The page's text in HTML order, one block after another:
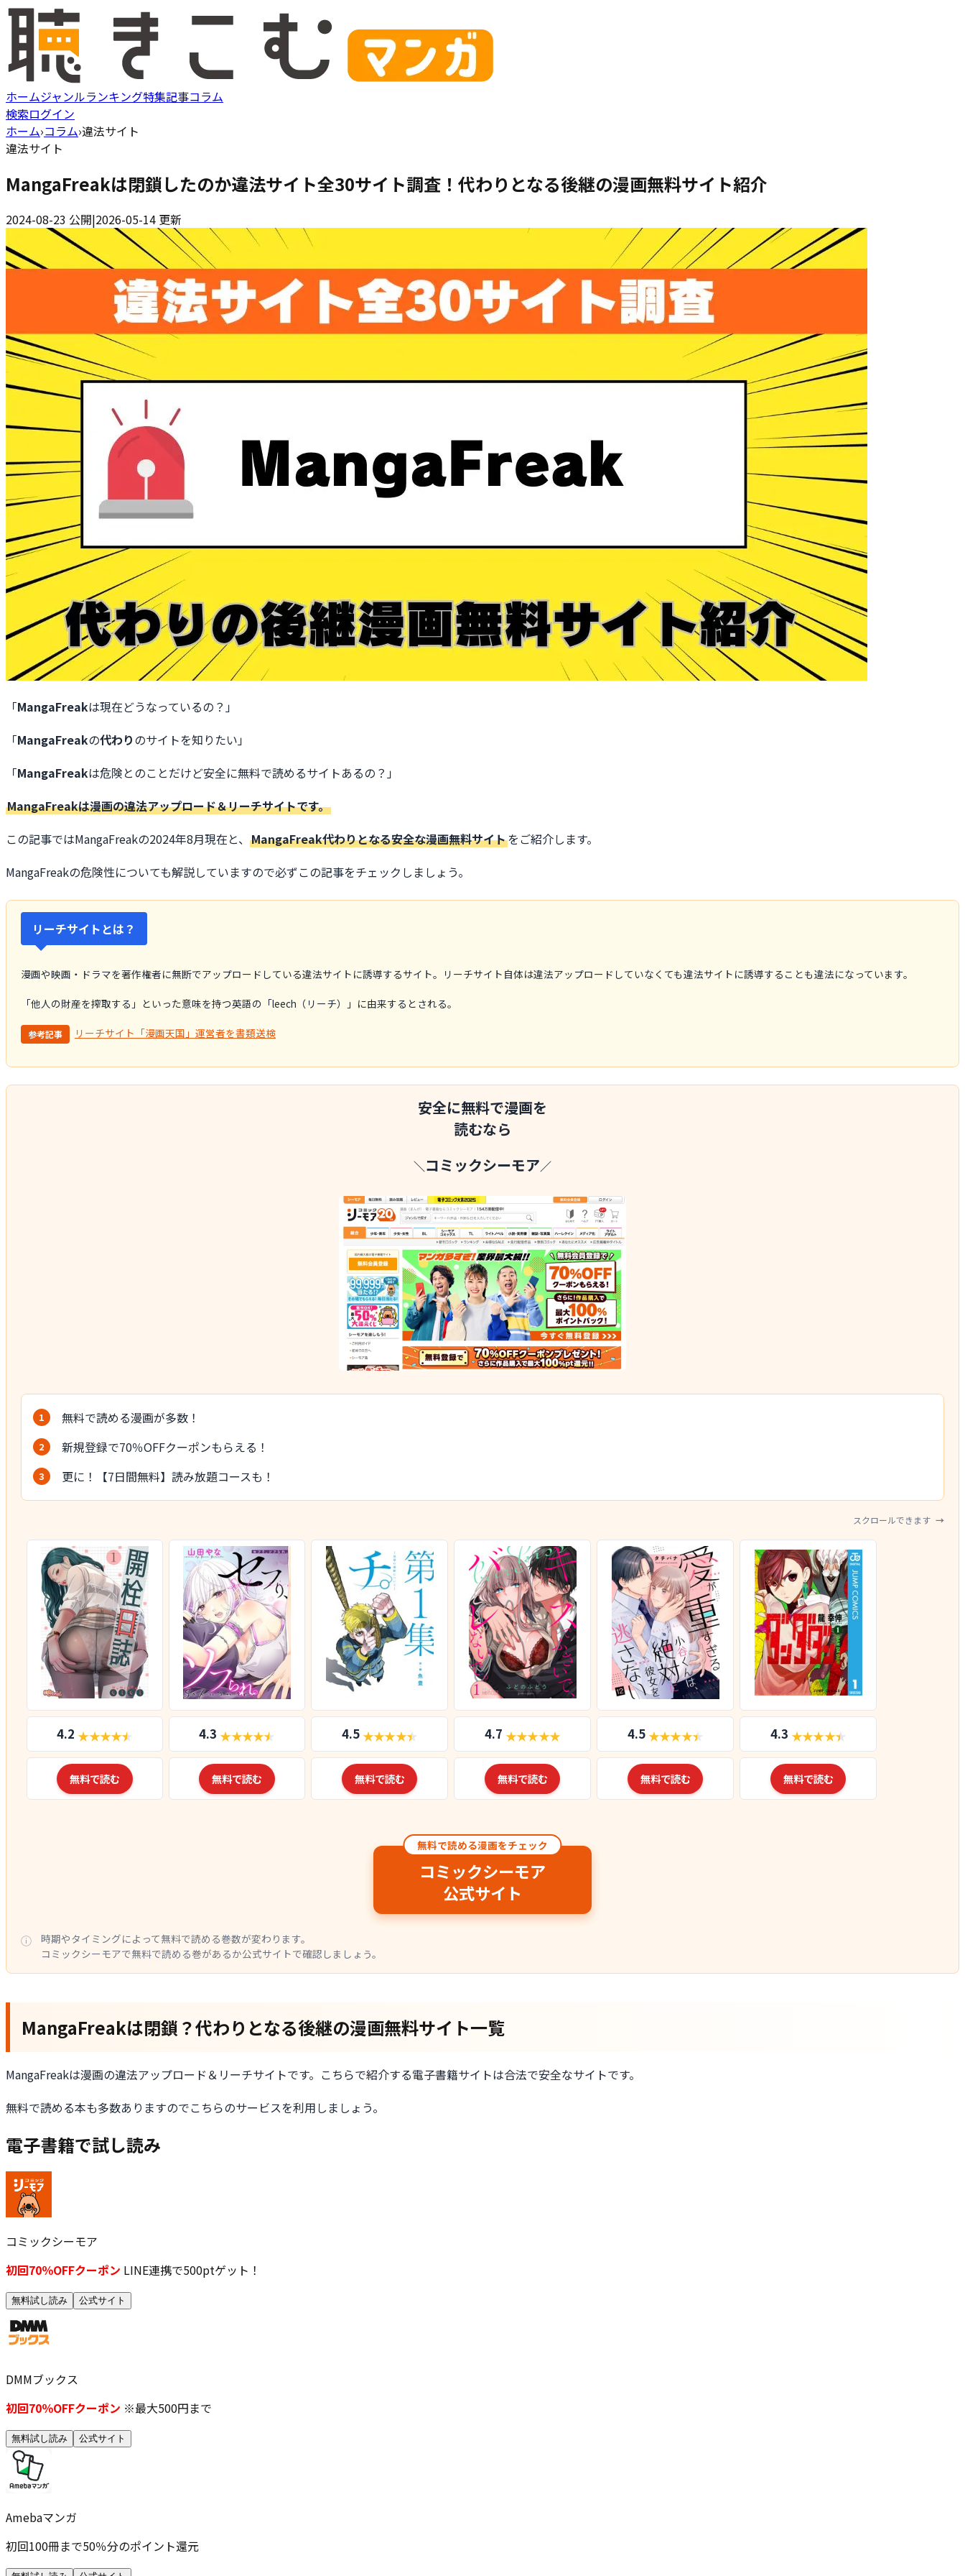
ホームジャンルランキング特集記事コラム
検索ログイン
ホーム›コラム›違法サイト
違法サイト
MangaFreakは閉鎖したのか違法サイト全30サイト調査！代わりとなる後継の漫画無料サイト紹介
2024-08-23 公開|2026-05-14 更新
「MangaFreakは現在どうなっているの？」
「MangaFreakの代わりのサイトを知りたい」
「MangaFreakは危険とのことだけど安全に無料で読めるサイトあるの？」
MangaFreakは漫画の違法アップロード＆リーチサイトです。
この記事ではMangaFreakの2024年8月現在と、 MangaFreak代わりとなる安全な漫画無料サイトをご紹介します。
MangaFreakの危険性についても解説していますので必ずこの記事をチェックしましょう。
リーチサイトとは？
漫画や映画・ドラマを著作権者に無断でアップロードしている違法サイトに誘導するサイト。リーチサイト自体は違法アップロードしていなくても違法サイトに誘導することも違法になっています。
「他人の財産を搾取する」といった意味を持つ英語の「leech（リーチ）」に由来するとされる。
参考記事 リーチサイト「漫画天国」運営者を書類送検
安全に無料で漫画を
読むなら
＼コミックシーモア／
無料で読める漫画が多数！
新規登録で70％OFFクーポンもらえる！
更に！【7日間無料】読み放題コースも！
スクロールできます
4.2 4.3 4.5 4.7 4.5 4.3
無料で読む 無料で読む 無料で読む 無料で読む 無料で読む 無料で読む
無料で読める漫画をチェック
コミックシーモア
公式サイト
時期やタイミングによって無料で読める巻数が変わります。
コミックシーモアで無料で読める巻があるか公式サイトで確認しましょう。
MangaFreakは閉鎖？代わりとなる後継の漫画無料サイト一覧
MangaFreakは漫画の違法アップロード＆リーチサイトです。こちらで紹介する電子書籍サイトは合法で安全なサイトです。
無料で読める本も多数ありますのでこちらのサービスを利用しましょう。
電子書籍で試し読み
コミックシーモア
初回70％OFFクーポン LINE連携で500ptゲット！
無料試し読み 公式サイト
DMMブックス
初回70％OFFクーポン ※最大500円まで
無料試し読み 公式サイト
Amebaマンガ
初回100冊まで50％分のポイント還元